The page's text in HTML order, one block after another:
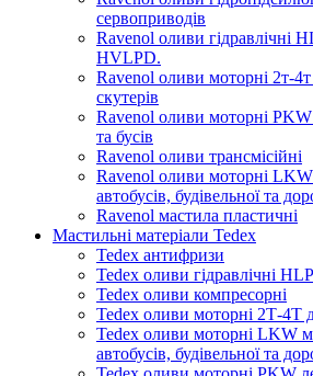
сервоприводів
Ravenol оливи гідравлічні
HVLPD.
Ravenol оливи моторні 2т-4т
скутерів
Ravenol оливи моторні PKW
та бусів
Ravenol оливи трансмісійні
Ravenol оливи моторні LKW
автобусів, будівельної та
Ravenol мастила пластичні
Мастильні матеріали Tedex
Tedex антифризи
Tedex оливи гідравлічні
Tedex оливи компресорні
Tedex оливи моторні 2Т-4Т
Tedex оливи моторні LKW
автобусів, будівельної та